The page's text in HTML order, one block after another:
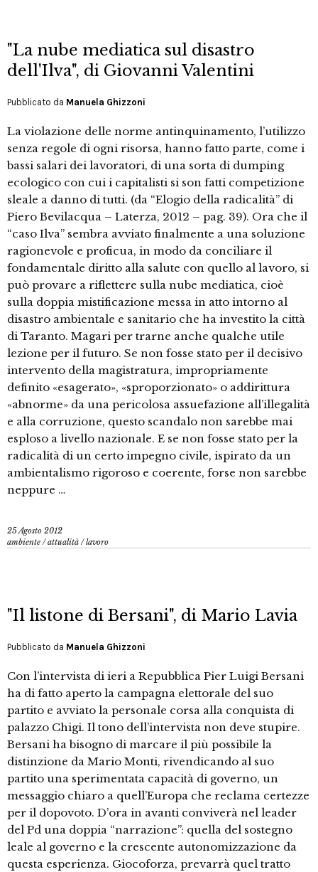
"La nube mediatica sul disastro
dell'Ilva", di Giovanni Valentini
Pubblicato da Manuela Ghizzoni
La violazione delle norme antinquinamento, l’utilizzo
senza regole di ogni risorsa, hanno fatto parte, come i
bassi salari dei lavoratori, di una sorta di dumping
ecologico con cui i capitalisti si son fatti competizione
sleale a danno di tutti. (da “Elogio della radicalità” di
Piero Bevilacqua – Laterza, 2012 – pag. 39). Ora che il
“caso Ilva” sembra avviato finalmente a una soluzione
ragionevole e proficua, in modo da conciliare il
fondamentale diritto alla salute con quello al lavoro, si
può provare a riflettere sulla nube mediatica, cioè
sulla doppia mistificazione messa in atto intorno al
disastro ambientale e sanitario che ha investito la città
di Taranto. Magari per trarne anche qualche utile
lezione per il futuro. Se non fosse stato per il decisivo
intervento della magistratura, impropriamente
definito «esagerato», «sproporzionato» o addirittura
«abnorme» da una pericolosa assuefazione all’illegalità
e alla corruzione, questo scandalo non sarebbe mai
esploso a livello nazionale. E se non fosse stato per la
radicalità di un certo impegno civile, ispirato da un
ambientalismo rigoroso e coerente, forse non sarebbe
neppure …
25 Agosto 2012
ambiente /attualità /lavoro
"Il listone di Bersani", di Mario Lavia
Pubblicato da Manuela Ghizzoni
Con l’intervista di ieri a Repubblica Pier Luigi Bersani
ha di fatto aperto la campagna elettorale del suo
partito e avviato la personale corsa alla conquista di
palazzo Chigi. Il tono dell’intervista non deve stupire.
Bersani ha bisogno di marcare il più possibile la
distinzione da Mario Monti, rivendicando al suo
partito una sperimentata capacità di governo, un
messaggio chiaro a quell’Europa che reclama certezze
per il dopovoto. D’ora in avanti conviverà nel leader
del Pd una doppia “narrazione”: quella del sostegno
leale al governo e la crescente autonomizzazione da
questa esperienza. Giocoforza, prevarrà quel tratto